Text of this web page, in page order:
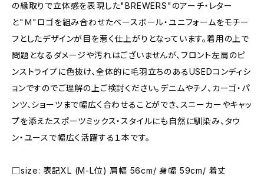
の縁取りで立体感を表現した"BREWERS"のアーチ・レター
と"Ｍ"ロゴを組み合わせたベースボール・ユニフォームをモチー
フとしたデザインが目を惹く仕上がりとなっています。着用の上で
問題となるダメージや汚れはございませんが、フロント左肩のピ
ンストライプに色抜け、全体的に毛羽立ちのあるUSEDコンディシ
ョンですのでご理解の上ご検討ください。デニムやチノ、カーゴ・パ
ンツ、ショーツまで幅広く合わせることができ、スニーカーやキャッ
プを添えたスポーツミックス・スタイルにも自然に馴染み、タウ
ン・ユースで幅広く活躍する１本です。
□size: 表記XL (M-L位) 肩幅 56cm/ 身幅 59cm/ 着丈